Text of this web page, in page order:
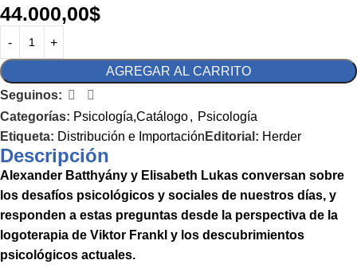
44.000,00$
AGREGAR AL CARRITO
Seguinos:
Categorías: Psicología,Catálogo, Psicología
Etiqueta: Distribución e Importación Editorial: Herder
Descripción
Alexander Batthyány y Elisabeth Lukas conversan sobre
los desafíos psicológicos y sociales de nuestros días, y
responden a estas preguntas desde la perspectiva de la
logoterapia de Viktor Frankl y los descubrimientos
psicológicos actuales.